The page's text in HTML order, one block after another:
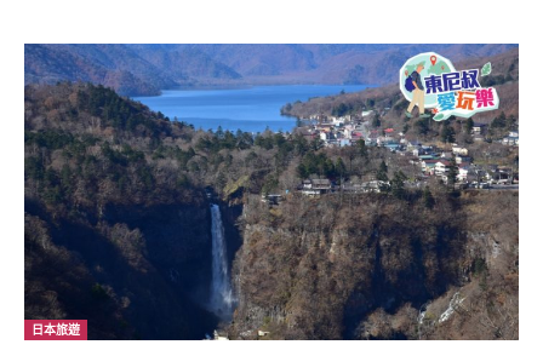
（圖片來源：日本迪士尼）
▼「雪白小熊維尼手提袋」售價 3，132日圓（約新台幣 846
元），想要買實用的周邊商品，那就絕對是這咖很有質感的手提袋
了，除了大容量好收納之外，提袋的兩邊還有白色絨毛做搭配，穿
搭的重點就是這個小細節呀！
（圖片來源：日本迪士尼）
日本旅遊